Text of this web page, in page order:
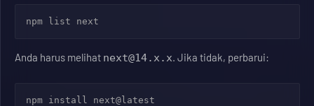
npm list next
Anda harus melihat next@14.x.x. Jika tidak, perbarui:
npm install next@latest